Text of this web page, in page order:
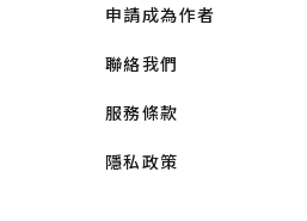
申請成為作者
聯絡我們
服務條款
隱私政策